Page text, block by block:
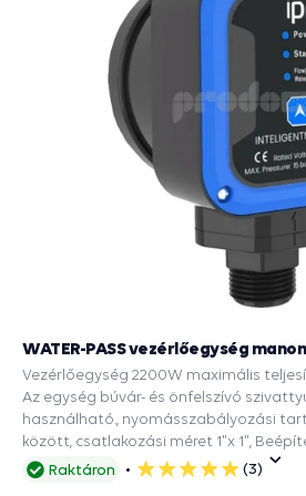
Raktáron
5
(3)
WATER-PASS vezérlőegység
Vezérlőegység 2200W maximális
Az egység búvár- és önfelszívó
használható., nyomásszabályozási
között, csatlakozási méret 1"x 1",
védelmi funkciók: PRESS CONTROL